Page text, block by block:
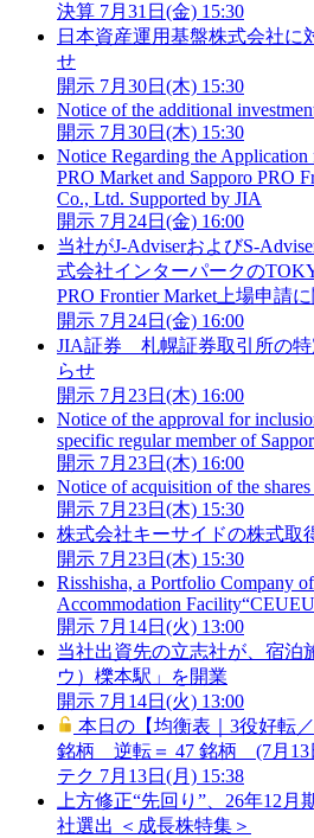
決算 7月31日(金) 15:30
日本資産運用基盤株式会社に
せ
開示 7月30日(木) 15:30
Notice of the additional
開示 7月30日(木) 15:30
Notice Regarding the
PRO Market and Sapporo PRO
Co., Ltd. Supported by JIA
開示 7月24日(金) 16:00
当社がJ-AdviserおよびS-
式会社インターパークの
PRO Frontier Market上場申請
開示 7月24日(金) 16:00
JIA証券 札幌証券取引所の特
らせ
開示 7月23日(木) 16:00
Notice of the approval for
specific regular member of
開示 7月23日(木) 16:00
Notice of acquisition of the
開示 7月23日(木) 15:30
株式会社キーサイドの株式取
開示 7月23日(木) 15:30
Risshisha, a Portfolio Company
Accommodation
開示 7月14日(火) 13:00
当社出資先の立志社が、宿泊
ウ）櫟本駅」を開業
開示 7月14日(火) 13:00
本日の【均衡表｜3役好転
銘柄 逆転＝ 47 銘柄 (7月13
テク 7月13日(月) 15:38
上方修正“先回り”、26年12
社選出 ＜成長株特集＞